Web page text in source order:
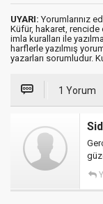
UYARI: Yorumlarınız
Küfür, hakaret, rencide
imla kuralları ile
harflerle yazılmış
yazarları sorumludur.
1 Yorum